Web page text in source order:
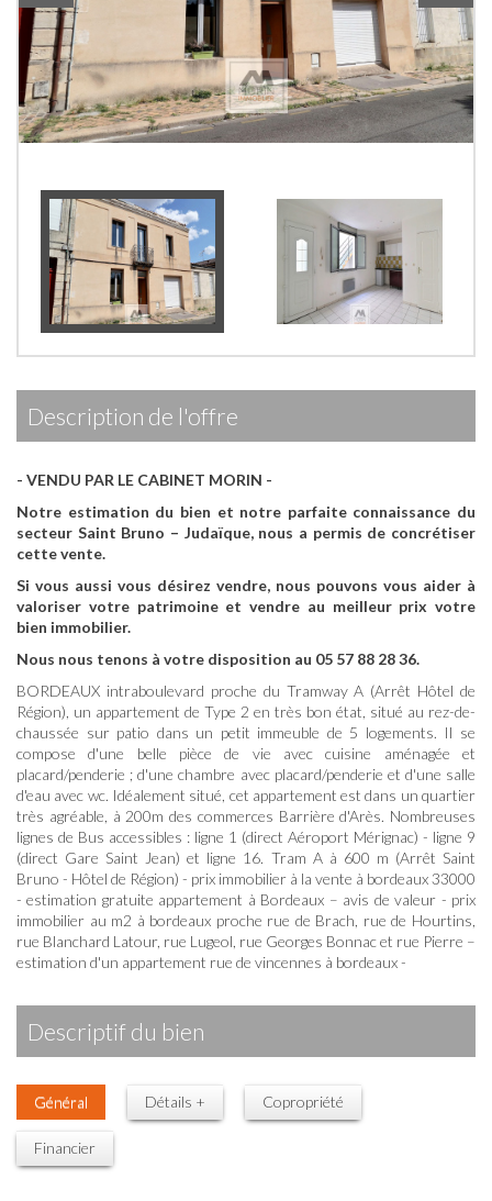
description de l'offre
- VENDU PAR LE CABINET MORIN -
Notre estimation du bien et notre parfaite connaissance du
secteur Saint Bruno – Judaïque, nous a permis de concrétiser
cette vente.
Si vous aussi vous désirez vendre, nous pouvons vous aider à
valoriser votre patrimoine et vendre au meilleur prix votre
bien immobilier.
Nous nous tenons à votre disposition au 05 57 88 28 36.
BORDEAUX intraboulevard proche du Tramway A (Arrêt Hôtel de
Région), un appartement de Type 2 en très bon état, situé au rez-de-
chaussée sur patio dans un petit immeuble de 5 logements. Il se
compose d'une belle pièce de vie avec cuisine aménagée et
placard/penderie ; d'une chambre avec placard/penderie et d'une salle
d'eau avec wc. Idéalement situé, cet appartement est dans un quartier
très agréable, à 200m des commerces Barrière d'Arès. Nombreuses
lignes de Bus accessibles : ligne 1 (direct Aéroport Mérignac) - ligne 9
(direct Gare Saint Jean) et ligne 16. Tram A à 600 m (Arrêt Saint
Bruno - Hôtel de Région) - prix immobilier à la vente à bordeaux 33000
- estimation gratuite appartement à Bordeaux – avis de valeur - prix
immobilier au m2 à bordeaux proche rue de Brach, rue de Hourtins,
rue Blanchard Latour, rue Lugeol, rue Georges Bonnac et rue Pierre –
estimation d'un appartement rue de vincennes à bordeaux -
descriptif du bien
Général Détails + Copropriété
Financier